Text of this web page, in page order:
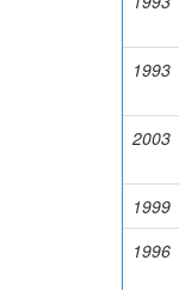
1993
2003
1999
1996